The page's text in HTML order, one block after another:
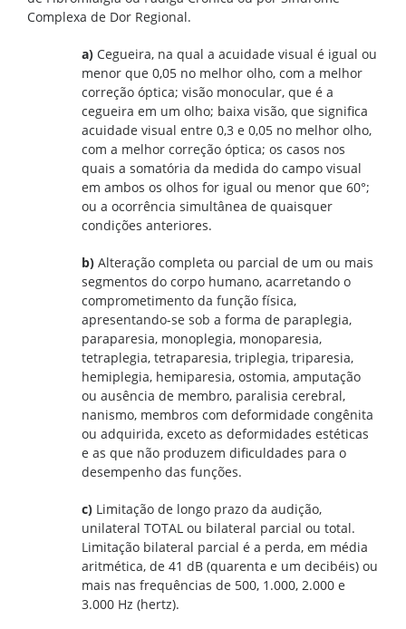
Complexa de Dor Regional.
a) Cegueira, na qual a acuidade visual é igual ou
menor que 0,05 no melhor olho, com a melhor
correção óptica; visão monocular, que é a
cegueira em um olho; baixa visão, que significa
acuidade visual entre 0,3 e 0,05 no melhor olho,
com a melhor correção óptica; os casos nos
quais a somatória da medida do campo visual
em ambos os olhos for igual ou menor que 60°;
ou a ocorrência simultânea de quaisquer
condições anteriores.
b) Alteração completa ou parcial de um ou mais
segmentos do corpo humano, acarretando o
comprometimento da função física,
apresentando-se sob a forma de paraplegia,
paraparesia, monoplegia, monoparesia,
tetraplegia, tetraparesia, triplegia, triparesia,
hemiplegia, hemiparesia, ostomia, amputação
ou ausência de membro, paralisia cerebral,
nanismo, membros com deformidade congênita
ou adquirida, exceto as deformidades estéticas
e as que não produzem dificuldades para o
desempenho das funções.
c) Limitação de longo prazo da audição,
unilateral TOTAL ou bilateral parcial ou total.
Limitação bilateral parcial é a perda, em média
aritmética, de 41 dB (quarenta e um decibéis) ou
mais nas frequências de 500, 1.000, 2.000 e
3.000 Hz (hertz).